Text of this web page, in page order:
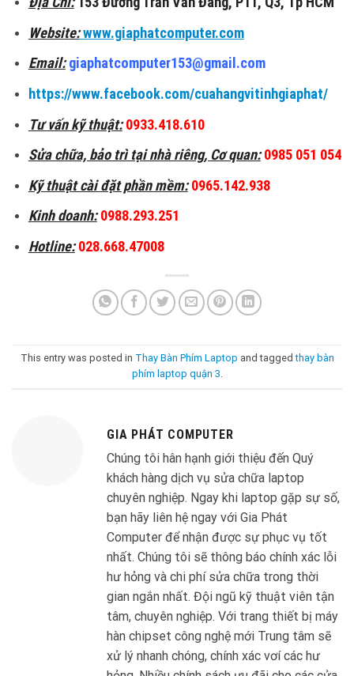
Website:www.giaphatcomputer.com
Email: giaphatcomputer153@gmail.com
https://www.facebook.com/cuahangvitinhgiaphat/
Tư vấn kỹ thuật: 0933.418.610
Sửa chữa, bảo trì tại nhà riêng, Cơ quan: 0985 051 054
Kỹ thuật cài đặt phần mềm: 0965.142.938
Kinh doanh: 0988.293.251
Hotline: 028.668.47008
This entry was posted in Thay Bàn Phím Laptop and taggedthay bàn
phím laptop quận 3.
GIA PHÁT COMPUTER
Chúng tôi hân hạnh giới thiệu đến Quý
khách hàng dịch vụ sửa chữa laptop
chuyên nghiệp. Ngay khi laptop gặp sự số,
bạn hãy liên hệ ngay với Gia Phát
Computer để nhận được sự phục vụ tốt
nhất. Chúng tôi sẽ thông báo chính xác lỗi
hư hỏng và chi phí sửa chữa trong thời
gian ngắn nhất. Đội ngũ kỹ thuật viên tận
tâm, chuyên nghiệp. Với trang thiết bị máy
hàn chipset công nghệ mới Trung tâm sẽ
xử lý nhanh chóng, chính xác vơí các hư